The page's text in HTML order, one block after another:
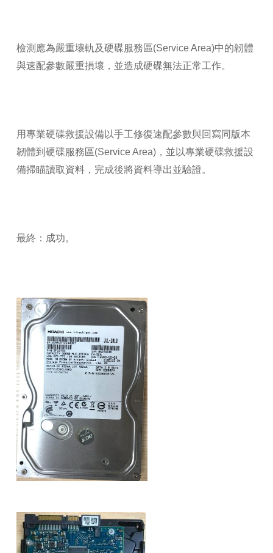
檢測應為嚴重壞軌及硬碟服務區(Service Area)中的韌體
與速配參數嚴重損壞，並造成硬碟無法正常工作。
用專業硬碟救援設備以手工修復速配參數與回寫同版本
韌體到硬碟服務區(Service Area)，並以專業硬碟救援設
備掃瞄讀取資料，完成後將資料導出並驗證。
最終：成功。